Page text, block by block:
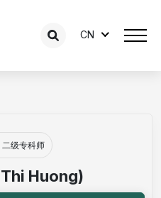
CN
级专科师
Huong)